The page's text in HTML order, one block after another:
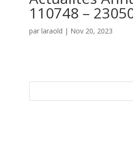
110748 –
par laraold | Nov 20, 2023